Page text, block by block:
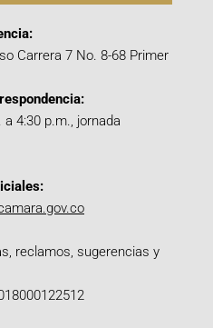
Carrera 7 No. 8-68 Primer
4:30 p.m., jornada
reclamos, sugerencias y